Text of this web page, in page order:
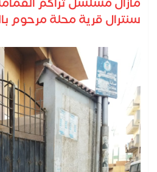
مازال مسلسل تراكم
سنترال قرية محلة مرحوم